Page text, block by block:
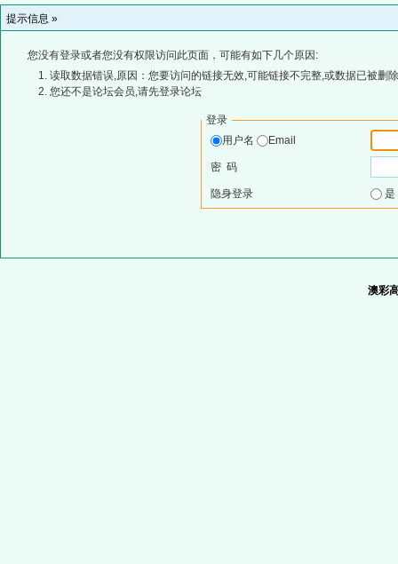
提示信息 »
您没有登录或者您没有权限访问此页面，可能有如下几个原因:
读取数据错误,原因：您要访问的链接无效,可能链接不完整,或数据已被删
您还不是论坛会员,请先登录论坛
登录
用户名
Email
密 码
隐身登录
澳彩